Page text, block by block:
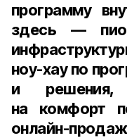
программу
здесь —
ноу-хау по
и решения,
на комфорт
онлайн-